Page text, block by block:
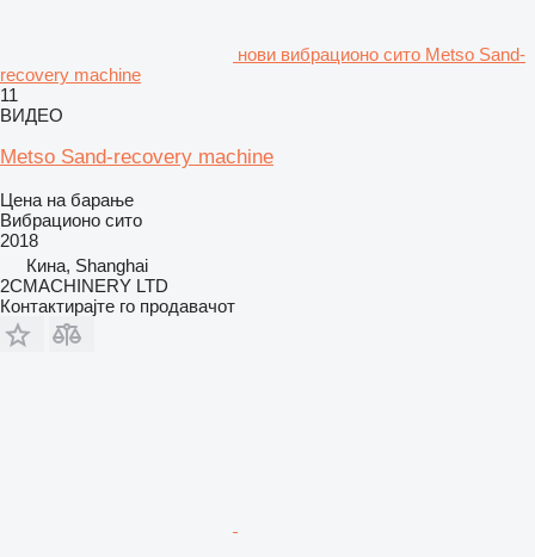
нови вибрационо сито Metso Sand-
recovery machine
11
ВИДЕО
Metso Sand-recovery machine
Цена на барање
Вибрационо сито
2018
Кина, Shanghai
2CMACHINERY LTD
Контактирајте го продавачот